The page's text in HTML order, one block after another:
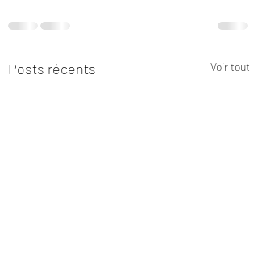
Posts récents Voir tout